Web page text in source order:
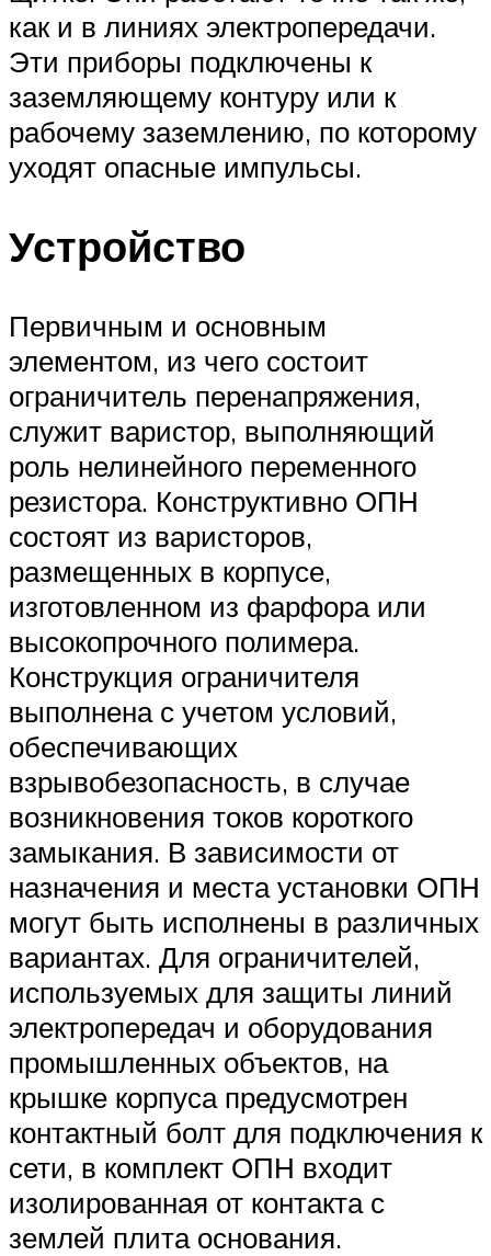
как и в линиях электропередачи.
Эти приборы подключены к
заземляющему контуру или к
рабочему заземлению, по которому
уходят опасные импульсы.
Устройство
Первичным и основным
элементом, из чего состоит
ограничитель перенапряжения,
служит варистор, выполняющий
роль нелинейного переменного
резистора. Конструктивно ОПН
состоят из варисторов,
размещенных в корпусе,
изготовленном из фарфора или
высокопрочного полимера.
Конструкция ограничителя
выполнена с учетом условий,
обеспечивающих
взрывобезопасность, в случае
возникновения токов короткого
замыкания. В зависимости от
назначения и места установки ОПН
могут быть исполнены в различных
вариантах. Для ограничителей,
используемых для защиты линий
электропередач и оборудования
промышленных объектов, на
крышке корпуса предусмотрен
контактный болт для подключения к
сети, в комплект ОПН входит
изолированная от контакта с
землей плита основания.